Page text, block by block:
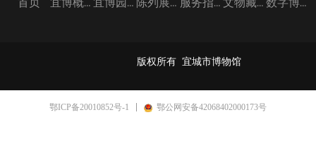
首页 宜博概况 宜博园地 陈列展览 服务指南 文物藏品 数字博物馆
版权所有 宜城市博物馆
鄂ICP备20010852号-1 鄂公网安备42068402000173号